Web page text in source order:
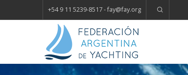
+54 9 11 5239-8517 - fay@fay.org